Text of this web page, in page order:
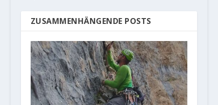
ZUSAMMENHÄNGENDE POSTS